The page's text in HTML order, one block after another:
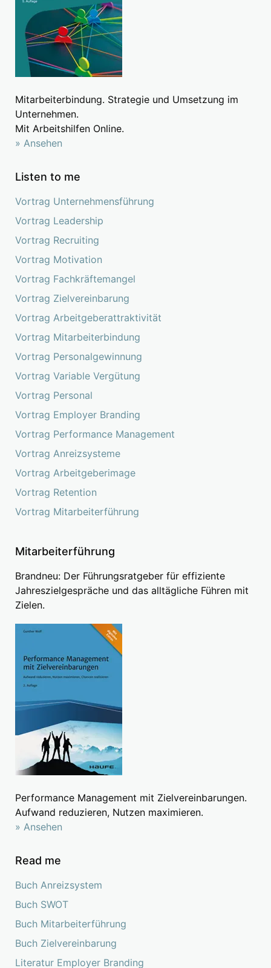
Mitarbeiterbindung. Strategie und Umsetzung im
Unternehmen.
Mit Arbeitshilfen Online.
» Ansehen
Listen to me
Vortrag Unternehmensführung
Vortrag Leadership
Vortrag Recruiting
Vortrag Motivation
Vortrag Fachkräftemangel
Vortrag Zielvereinbarung
Vortrag Arbeitgeberattraktivität
Vortrag Mitarbeiterbindung
Vortrag Personalgewinnung
Vortrag Variable Vergütung
Vortrag Personal
Vortrag Employer Branding
Vortrag Performance Management
Vortrag Anreizsysteme
Vortrag Arbeitgeberimage
Vortrag Retention
Vortrag Mitarbeiterführung
Mitarbeiterführung
Brandneu: Der Führungsratgeber für effiziente
Jahreszielgespräche und das alltägliche Führen mit
Zielen.
Performance Management mit Zielvereinbarungen.
Aufwand reduzieren, Nutzen maximieren.
» Ansehen
Read me
Buch Anreizsystem
Buch SWOT
Buch Mitarbeiterführung
Buch Zielvereinbarung
Literatur Employer Branding